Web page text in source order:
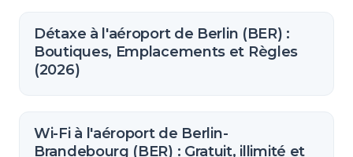
Détaxe à l'aéroport de Berlin (BER) :
Boutiques, Emplacements et Règles
(2026)
Wi-Fi à l'aéroport de Berlin-
Brandebourg (BER) : Gratuit, illimité et